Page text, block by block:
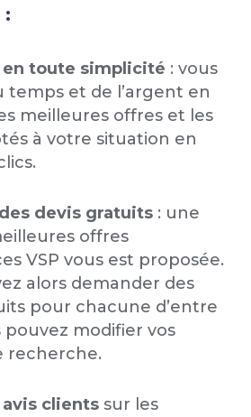
:
en toute simplicité : vous
temps et de l’argent en
meilleures offres et les
à votre situation en
devis gratuits : une
offres
VSP vous est proposée.
alors demander des
pour chacune d’entre
pouvez modifier vos
recherche.
clients sur les